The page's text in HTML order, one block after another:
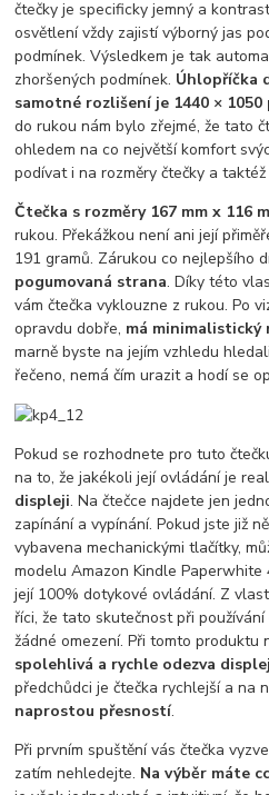
čtečky je specificky jemný a
osvětlení vždy zajistí výborný jas
podmínek. Výsledkem je tak
zhoršených podmínek. Úhlopříčka
samotné rozlišení je 1440 × 1050
do rukou nám bylo zřejmé, že tato
ohledem na co největší komfort
podívat i na rozměry čtečky a
Čtečka s rozměry 167 mm x 116
rukou. Překážkou není ani její
191 gramů. Zárukou co nejlepšího
pogumovaná strana. Díky této
vám čtečka vyklouzne z rukou. Po
opravdu dobře, má minimalistický
marně byste na jejím vzhledu
řečeno, nemá čím urazit a hodí se
Pokud se rozhodnete pro tuto
na to, že jakékoli její ovládání je
displeji. Na čtečce najdete jen
zapínání a vypínání. Pokud jste již
vybavena mechanickými tlačítky,
modelu Amazon Kindle
její 100% dotykové ovládání. Z
říci, že tato skutečnost při
žádné omezení. Při tomto
spolehlivá a rychle odezva
předchůdci je čtečka rychlejší a na
naprostou přesností.
Při prvním spuštění vás čtečka
zatím nehledejte. Na výběr máte